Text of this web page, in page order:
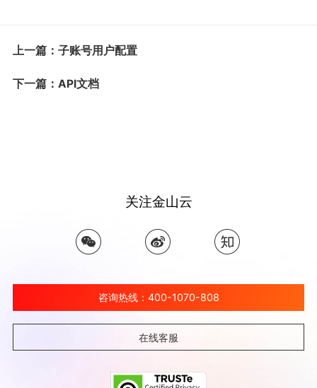
上一篇：子账号用户配置
下一篇：API文档
关注金山云
咨询热线：400-1070-808
在线客服